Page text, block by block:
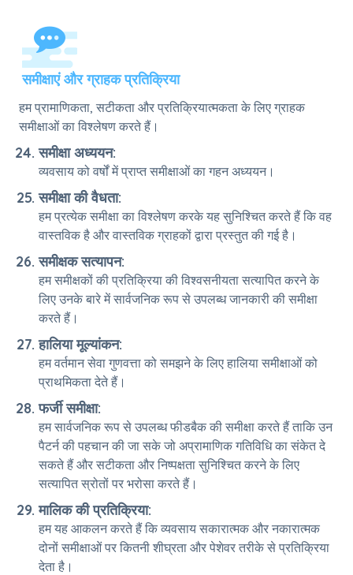
समीक्षाएं और ग्राहक प्रतिक्रिया
हम प्रामाणिकता, सटीकता और प्रतिक्रियात्मकता के लिए ग्राहक
समीक्षाओं का विश्लेषण करते हैं।
समीक्षा अध्ययन:
व्यवसाय को वर्षों में प्राप्त समीक्षाओं का गहन अध्ययन।
समीक्षा की वैधता:
हम प्रत्येक समीक्षा का विश्लेषण करके यह सुनिश्चित करते हैं कि वह
वास्तविक है और वास्तविक ग्राहकों द्वारा प्रस्तुत की गई है।
समीक्षक सत्यापन:
हम समीक्षकों की प्रतिक्रिया की विश्वसनीयता सत्यापित करने के
लिए उनके बारे में सार्वजनिक रूप से उपलब्ध जानकारी की समीक्षा
करते हैं।
हालिया मूल्यांकन:
हम वर्तमान सेवा गुणवत्ता को समझने के लिए हालिया समीक्षाओं को
प्राथमिकता देते हैं।
फर्जी समीक्षा:
हम सार्वजनिक रूप से उपलब्ध फीडबैक की समीक्षा करते हैं ताकि उन
पैटर्न की पहचान की जा सके जो अप्रामाणिक गतिविधि का संकेत दे
सकते हैं और सटीकता और निष्पक्षता सुनिश्चित करने के लिए
सत्यापित स्रोतों पर भरोसा करते हैं।
मालिक की प्रतिक्रिया:
हम यह आकलन करते हैं कि व्यवसाय सकारात्मक और नकारात्मक
दोनों समीक्षाओं पर कितनी शीघ्रता और पेशेवर तरीके से प्रतिक्रिया
देता है।